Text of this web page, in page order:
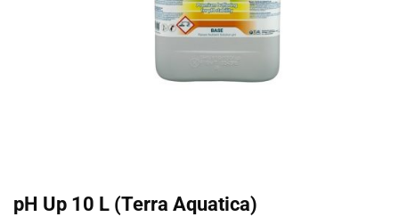
pH Up 10 L (Terra Aquatica)